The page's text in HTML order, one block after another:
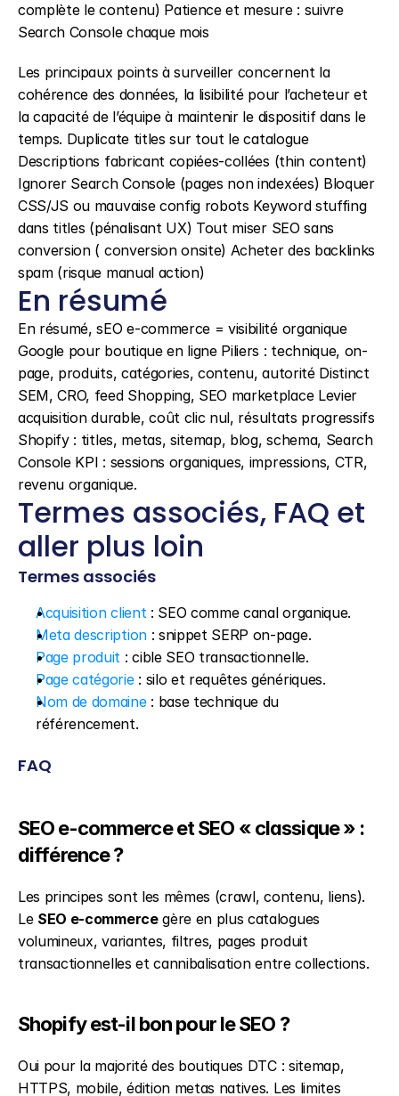
complète le contenu) Patience et mesure : suivre
Search Console chaque mois
Les principaux points à surveiller concernent la
cohérence des données, la lisibilité pour l’acheteur et
la capacité de l’équipe à maintenir le dispositif dans le
temps. Duplicate titles sur tout le catalogue
Descriptions fabricant copiées-collées (thin content)
Ignorer Search Console (pages non indexées) Bloquer
CSS/JS ou mauvaise config robots Keyword stuffing
dans titles (pénalisant UX) Tout miser SEO sans
conversion ( conversion onsite) Acheter des backlinks
spam (risque manual action)
En résumé
En résumé, sEO e-commerce = visibilité organique
Google pour boutique en ligne Piliers : technique, on-
page, produits, catégories, contenu, autorité Distinct
SEM, CRO, feed Shopping, SEO marketplace Levier
acquisition durable, coût clic nul, résultats progressifs
Shopify : titles, metas, sitemap, blog, schema, Search
Console KPI : sessions organiques, impressions, CTR,
revenu organique.
Termes associés, FAQ et
aller plus loin
Termes associés
Acquisition client : SEO comme canal organique.
Meta description : snippet SERP on-page.
Page produit : cible SEO transactionnelle.
Page catégorie : silo et requêtes génériques.
Nom de domaine : base technique du
référencement.
FAQ
SEO e-commerce et SEO « classique » :
différence ?
Les principes sont les mêmes (crawl, contenu, liens).
Le SEO e-commerce gère en plus catalogues
volumineux, variantes, filtres, pages produit
transactionnelles et cannibalisation entre collections.
Shopify est-il bon pour le SEO ?
Oui pour la majorité des boutiques DTC : sitemap,
HTTPS, mobile, édition metas natives. Les limites